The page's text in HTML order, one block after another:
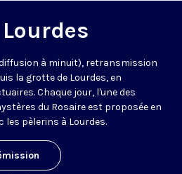
à minuit), retransmission
la grotte de Lourdes, en
Chaque jour, l'une des
du Rosaire est proposée en
les pèlerins à Lourdes.